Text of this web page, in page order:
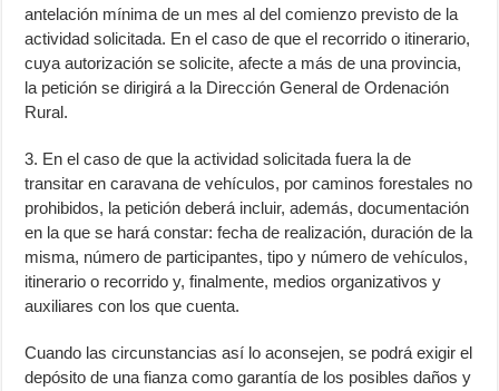
antelación mínima de un mes al del comienzo previsto de la
actividad solicitada. En el caso de que el recorrido o itinerario,
cuya autorización se solicite, afecte a más de una provincia,
la petición se dirigirá a la Dirección General de Ordenación
Rural.
3. En el caso de que la actividad solicitada fuera la de
transitar en caravana de vehículos, por caminos forestales no
prohibidos, la petición deberá incluir, además, documentación
en la que se hará constar: fecha de realización, duración de la
misma, número de participantes, tipo y número de vehículos,
itinerario o recorrido y, finalmente, medios organizativos y
auxiliares con los que cuenta.
Cuando las circunstancias así lo aconsejen, se podrá exigir el
depósito de una fianza como garantía de los posibles daños y